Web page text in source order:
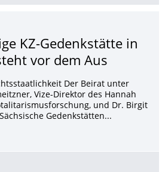
KZ-Gedenkstätte in
vor dem Aus
Der Beirat unter
Vize-Direktor des Hannah
und Dr. Birgit
Gedenkstätten...